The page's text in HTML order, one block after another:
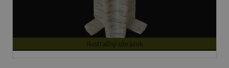
Ilustračný obrázok